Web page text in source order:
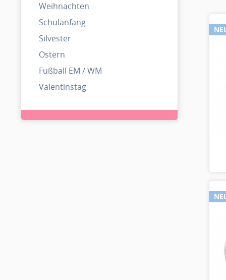
Weihnachten
Schulanfang
Silvester
Ostern
Fußball EM / WM
Valentinstag